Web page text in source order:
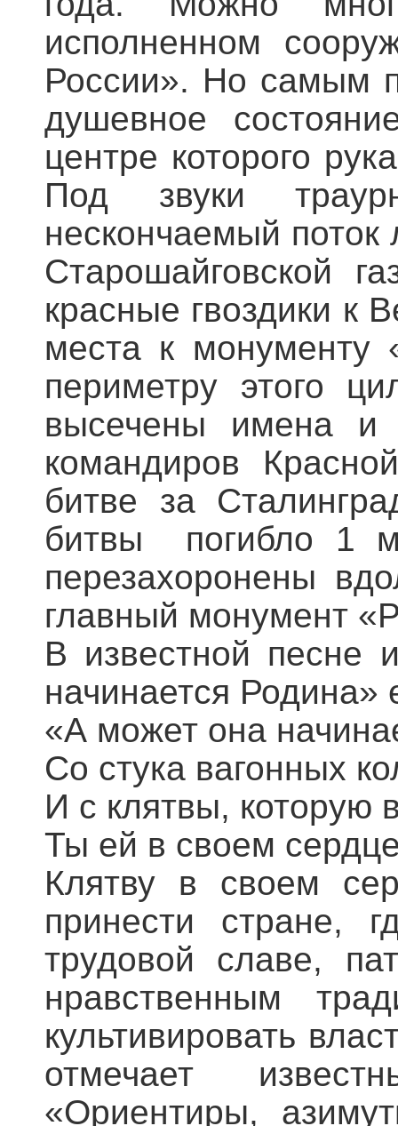
исполненном
России». Но самым
душевное
центре которого
Под звуки
нескончаемый
Старошайговской
красные гвоздики к
места к монументу
периметру этого
высечены имена
командиров
битве за
битвы погибло 1
перезахоронены
главный монумент
В известной песне
начинается Родина»
«А может она
Со стука вагонных
И с клятвы, которую
Ты ей в своем
Клятву в своем
принести стране,
трудовой славе,
нравственным
культивировать
отмечает
«Ориентиры,